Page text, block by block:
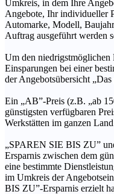
Umkreis, in dem Ihre
Angebote, Ihr individueller
Automarke, Modell,
Auftrag ausgeführt werden
Um den niedrigstmöglichen
Einsparungen bei einer
der Angebotsübersicht
Ein „AB”-Preis (z.B. „ab
günstigsten verfügbaren
Werkstätten im ganzen
„SPAREN SIE BIS ZU”
Ersparnis zwischen dem
eine bestimmte
im Umkreis der
BIS ZU”-Ersparnis erzielt